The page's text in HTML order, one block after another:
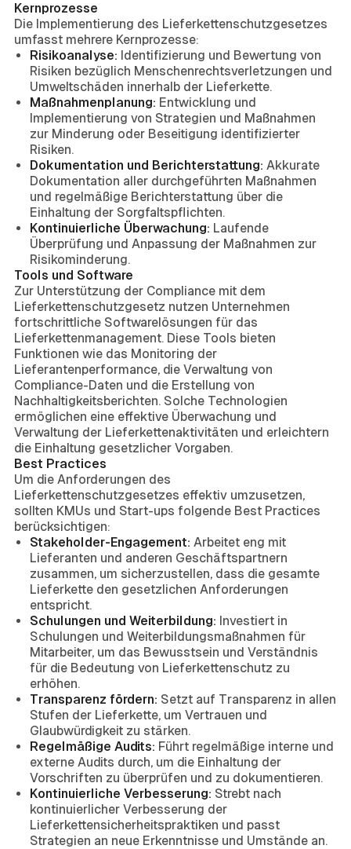
Kernprozesse
Die Implementierung des Lieferkettenschutzgesetzes
umfasst mehrere Kernprozesse:
Risikoanalyse: Identifizierung und Bewertung von
Risiken bezüglich Menschenrechtsverletzungen und
Umweltschäden innerhalb der Lieferkette.
Maßnahmenplanung: Entwicklung und
Implementierung von Strategien und Maßnahmen
zur Minderung oder Beseitigung identifizierter
Risiken.
Dokumentation und Berichterstattung: Akkurate
Dokumentation aller durchgeführten Maßnahmen
und regelmäßige Berichterstattung über die
Einhaltung der Sorgfaltspflichten.
Kontinuierliche Überwachung: Laufende
Überprüfung und Anpassung der Maßnahmen zur
Risikominderung.
Tools und Software
Zur Unterstützung der Compliance mit dem
Lieferkettenschutzgesetz nutzen Unternehmen
fortschrittliche Softwarelösungen für das
Lieferkettenmanagement. Diese Tools bieten
Funktionen wie das Monitoring der
Lieferantenperformance, die Verwaltung von
Compliance-Daten und die Erstellung von
Nachhaltigkeitsberichten. Solche Technologien
ermöglichen eine effektive Überwachung und
Verwaltung der Lieferkettenaktivitäten und erleichtern
die Einhaltung gesetzlicher Vorgaben.
Best Practices
Um die Anforderungen des
Lieferkettenschutzgesetzes effektiv umzusetzen,
sollten KMUs und Start-ups folgende Best Practices
berücksichtigen:
Stakeholder-Engagement: Arbeitet eng mit
Lieferanten und anderen Geschäftspartnern
zusammen, um sicherzustellen, dass die gesamte
Lieferkette den gesetzlichen Anforderungen
entspricht.
Schulungen und Weiterbildung: Investiert in
Schulungen und Weiterbildungsmaßnahmen für
Mitarbeiter, um das Bewusstsein und Verständnis
für die Bedeutung von Lieferkettenschutz zu
erhöhen.
Transparenz fördern: Setzt auf Transparenz in allen
Stufen der Lieferkette, um Vertrauen und
Glaubwürdigkeit zu stärken.
Regelmäßige Audits: Führt regelmäßige interne und
externe Audits durch, um die Einhaltung der
Vorschriften zu überprüfen und zu dokumentieren.
Kontinuierliche Verbesserung: Strebt nach
kontinuierlicher Verbesserung der
Lieferkettensicherheitspraktiken und passt
Strategien an neue Erkenntnisse und Umstände an.